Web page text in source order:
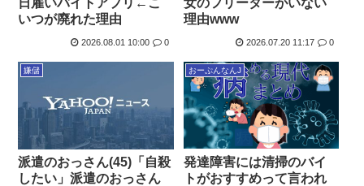
いつが廃れた理由
2026.08.01 10:00 0
理由www
2026.07.20 11:17 0
嫌儲
派遣のおっさん(45)「自殺
したい」派遣のおっさん
おーぷんなんJ
発達障害には清掃のバイ
トがおすすめって言われ